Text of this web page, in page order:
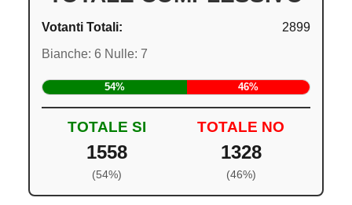
Votanti Totali:
2899
Bianche: 6 Nulle: 7
54% 46%
TOTALE SI
1558
(54%)
TOTALE NO
1328
(46%)